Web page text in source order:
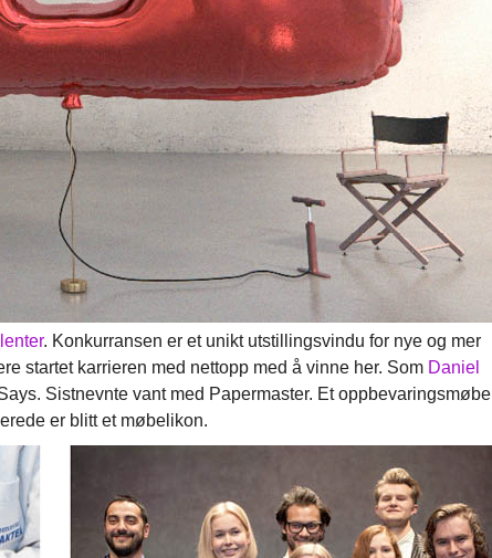
. Konkurransen er et unikt utstillingsvindu for nye og mer
startet karrieren med nettopp med å vinne her. Som Daniel
Sistnevnte vant med Papermaster. Et oppbevaringsmøbel
er blitt et møbelikon.